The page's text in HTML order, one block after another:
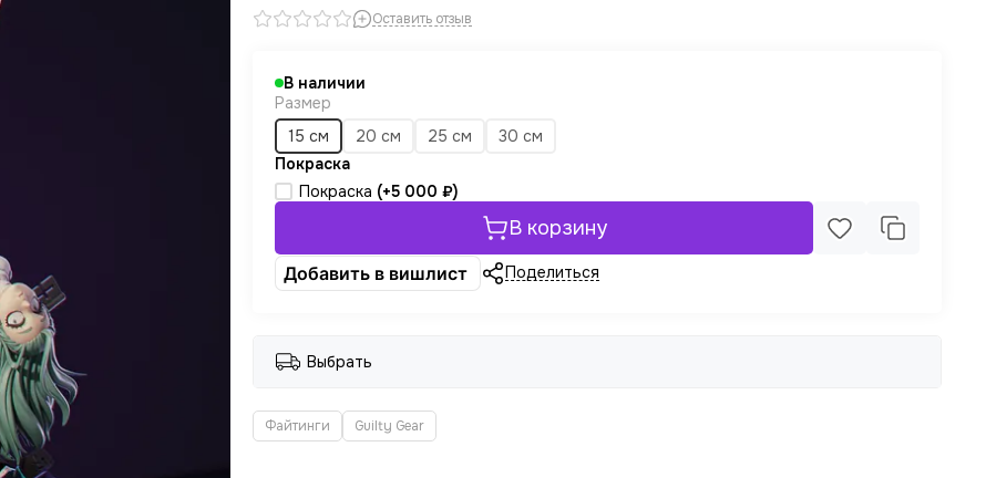
Оставить отзыв
В наличии
Размер
15 см
20 см 25 см
30 см
Покраска
Покраска (+5 000 ₽)
В корзину
Добавить в вишлист Поделиться
Выбрать
Файтинги Guilty Gear